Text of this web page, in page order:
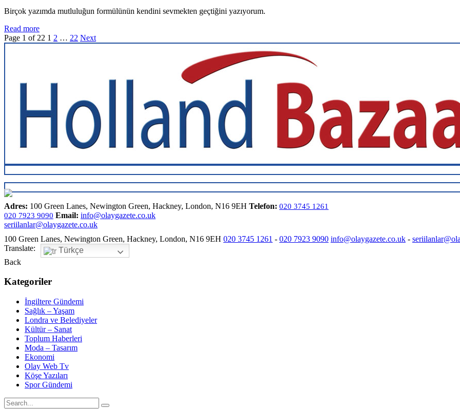
Birçok yazımda mutluluğun formülünün kendini sevmekten geçtiğini yazıyorum.
Read more
Page 1 of 22 1 2 … 22 Next
Adres: 100 Green Lanes, Newington Green, Hackney, London, N16 9EH Telefon: 020 3745 1261
020 7923 9090 Email: info@olaygazete.co.uk
seriilanlar@olaygazete.co.uk
100 Green Lanes, Newington Green, Hackney, London, N16 9EH 020 3745 1261 - 020 7923 9090 info@olaygazete.co.uk -
Translate:
Türkçe
Back
Kategoriler
İngiltere Gündemi
Sağlık – Yaşam
Londra ve Belediyeler
Kültür – Sanat
Toplum Haberleri
Moda – Tasarım
Ekonomi
Olay Web Tv
Köşe Yazıları
Spor Gündemi